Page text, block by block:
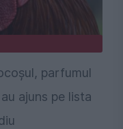
parfumul
ajuns pe lista